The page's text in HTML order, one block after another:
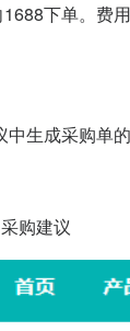
下单。费
生成采购单
购建议